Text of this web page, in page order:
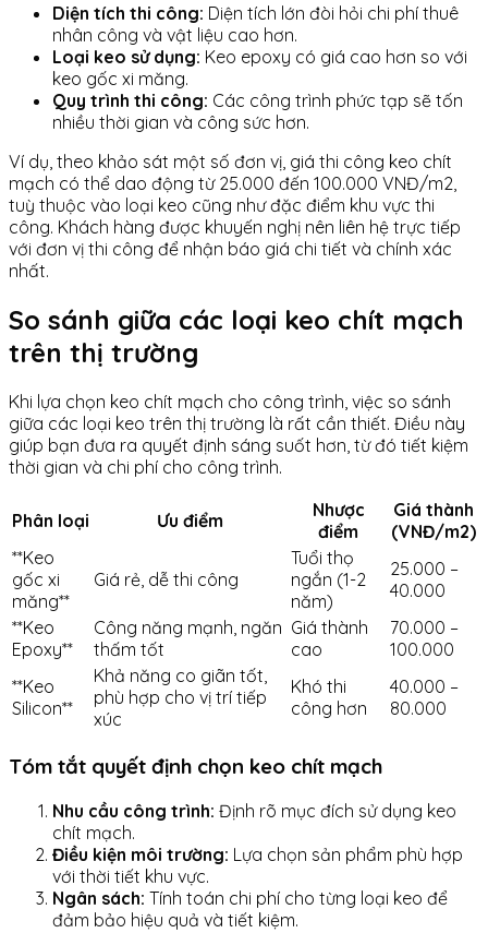
Diện tích thi công: Diện tích lớn đòi hỏi chi phí thuê
nhân công và vật liệu cao hơn.
Loại keo sử dụng: Keo epoxy có giá cao hơn so với
keo gốc xi măng.
Quy trình thi công: Các công trình phức tạp sẽ tốn
nhiều thời gian và công sức hơn.
Ví dụ, theo khảo sát một số đơn vị, giá thi công keo chít
mạch có thể dao động từ 25.000 đến 100.000 VNĐ/m2,
tuỳ thuộc vào loại keo cũng như đặc điểm khu vực thi
công. Khách hàng được khuyến nghị nên liên hệ trực tiếp
với đơn vị thi công để nhận báo giá chi tiết và chính xác
nhất.
So sánh giữa các loại keo chít mạch
trên thị trường
Khi lựa chọn keo chít mạch cho công trình, việc so sánh
giữa các loại keo trên thị trường là rất cần thiết. Điều này
giúp bạn đưa ra quyết định sáng suốt hơn, từ đó tiết kiệm
thời gian và chi phí cho công trình.
Phân loại Ưu điểm
Nhược
điểm
Giá thành
(VNĐ/m2)
**Keo
gốc xi
măng**
Giá rẻ, dễ thi công
Tuổi thọ
ngắn (1-2
năm)
25.000 –
40.000
**Keo
Epoxy**
Công năng mạnh, ngăn
thấm tốt
Giá thành
cao
70.000 –
100.000
**Keo
Silicon**
Khả năng co giãn tốt,
phù hợp cho vị trí tiếp
xúc
Khó thi
công hơn
40.000 –
80.000
Tóm tắt quyết định chọn keo chít mạch
Nhu cầu công trình: Định rõ mục đích sử dụng keo
chít mạch.
Điều kiện môi trường: Lựa chọn sản phẩm phù hợp
với thời tiết khu vực.
Ngân sách: Tính toán chi phí cho từng loại keo để
đảm bảo hiệu quả và tiết kiệm.